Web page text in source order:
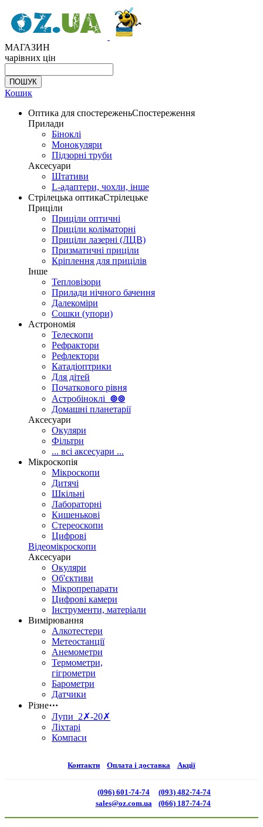
МАГАЗИН
чарівних цін
Кошик
Оптика для спостереженьСпостереження
Прилади
Біноклі
Монокуляри
Підзорні труби
Аксесуари
Штативи
L-адаптери, чохли, інше
Стрілецька оптикаСтрілецьке
Приціли
Приціли оптичні
Приціли коліматорні
Приціли лазерні (ЛЦВ)
Призматичні приціли
Кріплення для прицілів
Інше
Тепловізори
Прилади нічного бачення
Далекоміри
Сошки (упори)
Астрономія
Телескопи
Рефрактори
Рефлектори
Катадіоптрики
Для дітей
Початкового рівня
Астробіноклі ⊚⊚
Домашні планетарії
Аксесуари
Окуляри
Фільтри
... всі аксесуари ...
Мікроскопія
Мікроскопи
Дитячі
Шкільні
Лабораторні
Кишенькові
Стереоскопи
Цифрові
Відеомікроскопи
Аксесуари
Окуляри
Об'єктиви
Мікропрепарати
Цифрові камери
Інструменти, матеріали
Вимірювання
Алкотестери
Метеостанції
Анемометри
Термометри,
гігрометри
Барометри
Датчики
Різне⋯
Лупи 2✗-20✗
Ліхтарі
Компаси
Контакти Оплата і доставка Акції
(096) 601-74-74
sales@oz.com.ua
(093) 482-74-74
(066) 187-74-74